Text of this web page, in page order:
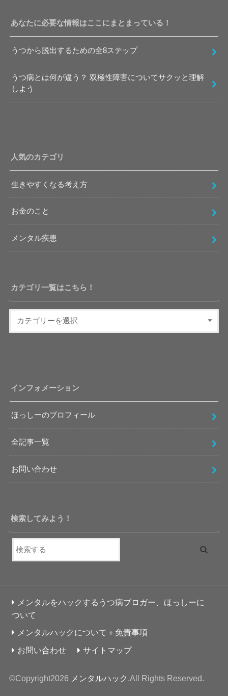
あなたに必要な情報はここにまとまっている！
うつから脱出するための全8ステップ
うつ病とは何が違う？ 双極性障害についてサクッと理解
しよう
人気のカテゴリ
生きやすくなる考え方
お金のこと
メンタル疾患
カテゴリ一覧はこちら！
インフォメーション
ほっしーのプロフィール
全記事一覧
お問い合わせ
検索してみよう！
メンタルをハックするうつ病ブロガー、ほっしーに
ついて
メンタルハックについて＋免責事項
お問い合わせ
サイトマップ
©Copyright2026 メンタルハック .All Rights Reserved.